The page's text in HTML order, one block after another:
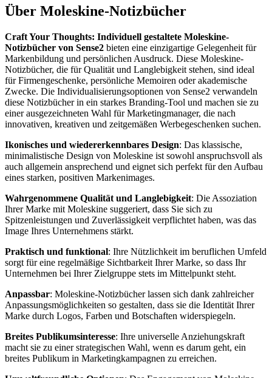
Über Moleskine-Notizbücher
Craft Your Thoughts: Individuell gestaltete Moleskine-
Notizbücher von Sense2 bieten eine einzigartige Gelegenheit für
Markenbildung und persönlichen Ausdruck. Diese Moleskine-
Notizbücher, die für Qualität und Langlebigkeit stehen, sind ideal
für Firmengeschenke, persönliche Memoiren oder akademische
Zwecke. Die Individualisierungsoptionen von Sense2 verwandeln
diese Notizbücher in ein starkes Branding-Tool und machen sie zu
einer ausgezeichneten Wahl für Marketingmanager, die nach
innovativen, kreativen und zeitgemäßen Werbegeschenken suchen.
Ikonisches und wiedererkennbares Design: Das klassische,
minimalistische Design von Moleskine ist sowohl anspruchsvoll als
auch allgemein ansprechend und eignet sich perfekt für den Aufbau
eines starken, positiven Markenimages.
Wahrgenommene Qualität und Langlebigkeit: Die Assoziation
Ihrer Marke mit Moleskine suggeriert, dass Sie sich zu
Spitzenleistungen und Zuverlässigkeit verpflichtet haben, was das
Image Ihres Unternehmens stärkt.
Praktisch und funktional: Ihre Nützlichkeit im beruflichen Umfeld
sorgt für eine regelmäßige Sichtbarkeit Ihrer Marke, so dass Ihr
Unternehmen bei Ihrer Zielgruppe stets im Mittelpunkt steht.
Anpassbar: Moleskine-Notizbücher lassen sich dank zahlreicher
Anpassungsmöglichkeiten so gestalten, dass sie die Identität Ihrer
Marke durch Logos, Farben und Botschaften widerspiegeln.
Breites Publikumsinteresse: Ihre universelle Anziehungskraft
macht sie zu einer strategischen Wahl, wenn es darum geht, ein
breites Publikum in Marketingkampagnen zu erreichen.